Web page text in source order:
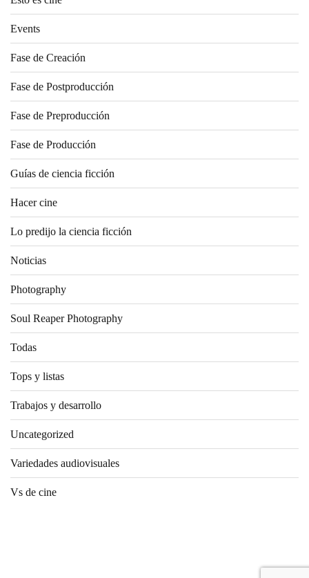
Events
Fase de Creación
Fase de Postproducción
Fase de Preproducción
Fase de Producción
Guías de ciencia ficción
Hacer cine
Lo predijo la ciencia ficción
Noticias
Photography
Soul Reaper Photography
Todas
Tops y listas
Trabajos y desarrollo
Uncategorized
Variedades audiovisuales
Vs de cine